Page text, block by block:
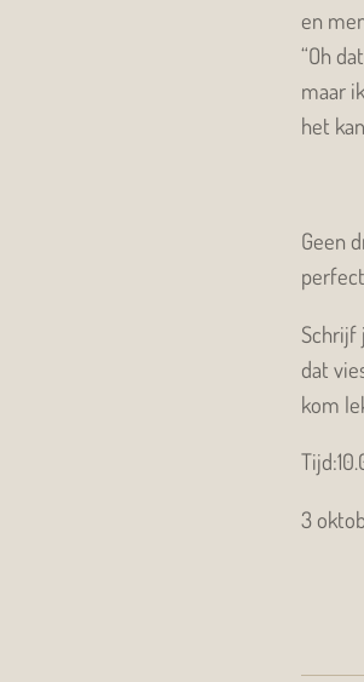
en
“Oh
maar
het
Geen
Schrijf
dat
kom
3